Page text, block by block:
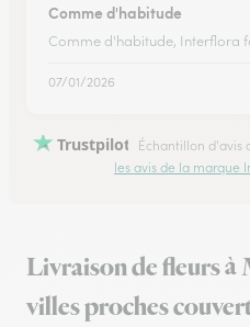
Comme d'habitude
Comme d'habitude, Interflora
07/01/2026
Trustpilot Échantillon d'avis
les avis de la marque
Livraison de fleurs à
villes proches